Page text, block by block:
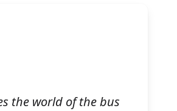
the world of the bus